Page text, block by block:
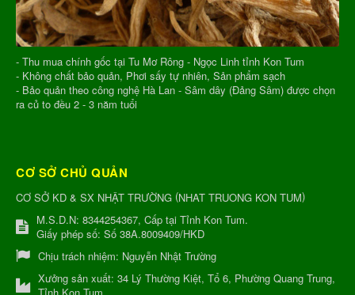
- Thu mua chính gốc tại Tu Mơ Rông - Ngọc Linh tỉnh Kon Tum
- Không chất bảo quản, Phơi sấy tự nhiên, Sản phẩm sạch
- Bảo quản theo công nghệ Hà Lan - Sâm dây (Đảng Sâm) được chọn
ra củ to đều 2 - 3 năm tuổi
CƠ SỞ CHỦ QUẢN
CƠ SỞ KD & SX NHẬT TRƯỜNG (NHAT TRUONG KON TUM)
M.S.D.N: 8344254367, Cấp tại Tỉnh Kon Tum.
Giấy phép số: Số 38A.8009409/HKD
Chịu trách nhiệm: Nguyễn Nhật Trường
Xưởng sản xuất: 34 Lý Thường Kiệt, Tổ 6, Phường Quang Trung,